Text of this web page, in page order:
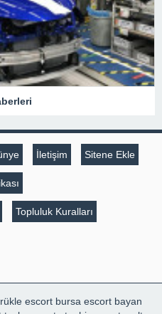
İletişim Sitene Ekle
Topluluk Kuralları
escort bursa escort bayan